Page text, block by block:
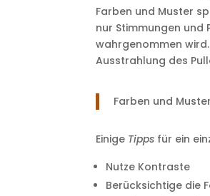
Farben und Muster
nur Stimmungen und
wahrgenommen wird.
Ausstrahlung des
Farben und
Einige Tipps für ein
Nutze Kontraste
Berücksichtige die